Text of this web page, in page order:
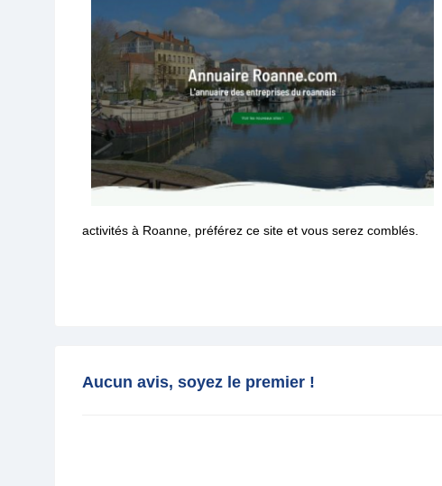
activités à Roanne, préférez ce site et vous serez comblés.
Aucun avis, soyez le premier !